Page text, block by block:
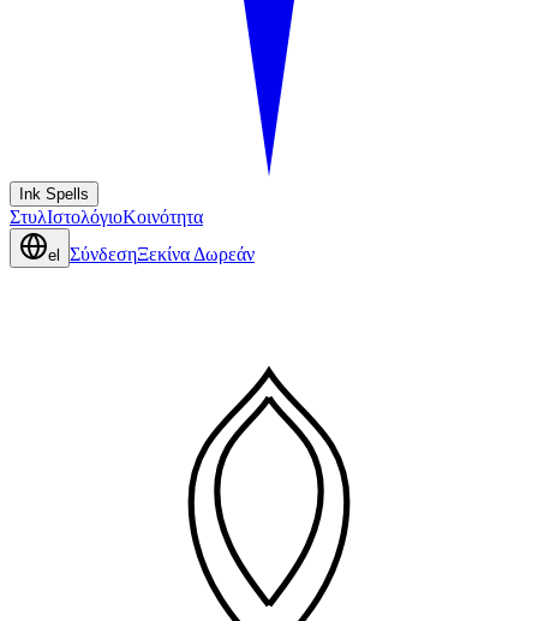
Ink Spells
ΣτυλΙστολόγιοΚοινότητα
el ΣύνδεσηΞεκίνα Δωρεάν